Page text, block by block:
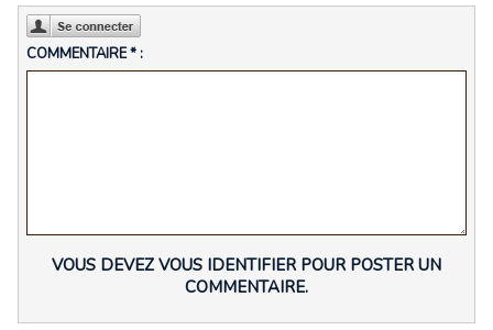
COMMENTAIRE * :
VOUS DEVEZ VOUS IDENTIFIER POUR POSTER UN
COMMENTAIRE.